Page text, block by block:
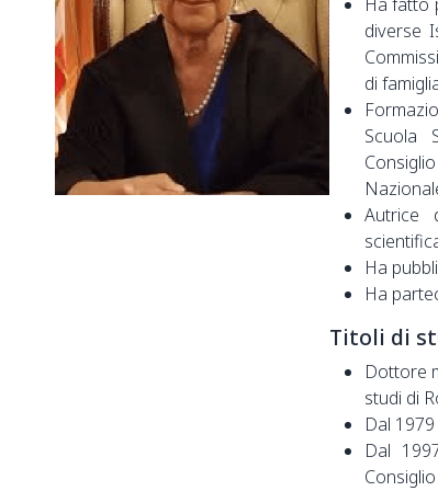
diverse
di
Scuola
Autrice
Ha
Ha
Titoli di
Dottore
studi di
Dal
Dal